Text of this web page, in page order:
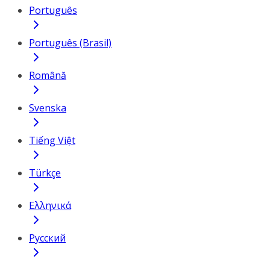
Português
Português (Brasil)
Română
Svenska
Tiếng Việt
Türkçe
Ελληνικά
Русский